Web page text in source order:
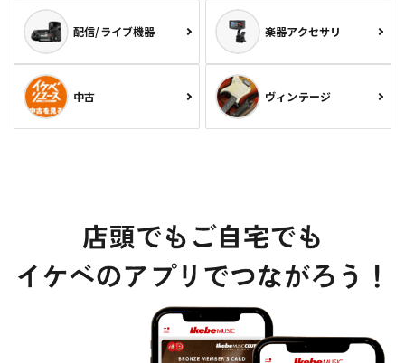
配信/ライブ機器 楽器アクセサリ
中古 ヴィンテージ